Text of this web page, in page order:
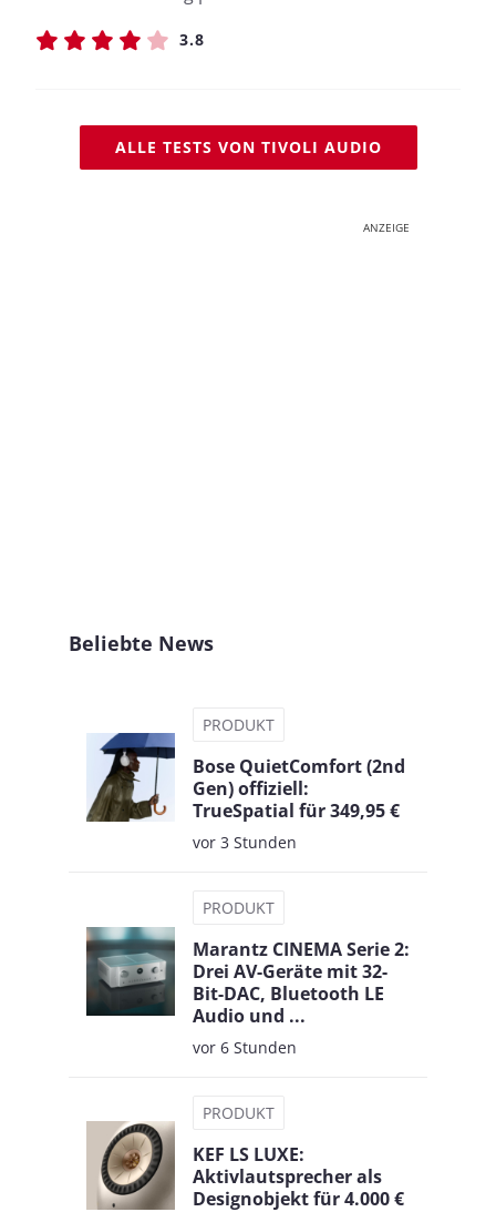
3.8
ALLE TESTS VON TIVOLI AUDIO
ANZEIGE
Beliebte News
PRODUKT
Bose QuietComfort (2nd
Gen) offiziell:
TrueSpatial für 349,95 €
vor 3 Stunden
PRODUKT
Marantz CINEMA Serie 2:
Drei AV-Geräte mit 32-
Bit-DAC, Bluetooth LE
Audio und ...
vor 6 Stunden
PRODUKT
KEF LS LUXE:
Aktivlautsprecher als
Designobjekt für 4.000 €